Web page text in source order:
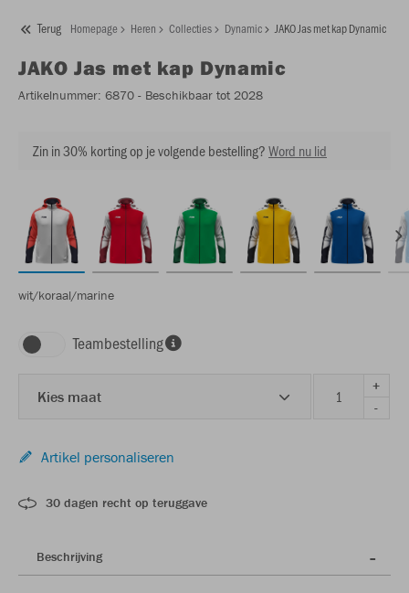
Terug Homepage Heren Collecties Dynamic JAKO Jas met kap Dynamic
JAKO Jas met kap Dynamic
Artikelnummer: 6870 - Beschikbaar tot 2028
Zin in 30% korting op je volgende bestelling?Word nu lid
wit/koraal/marine
Teambestelling
Kies maat
+
-
Artikel personaliseren
30 dagen recht op teruggave
Beschrijving